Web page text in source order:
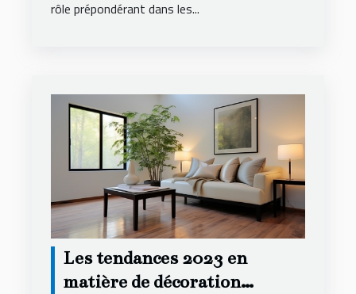
rôle prépondérant dans les...
Les tendances 2023 en
matière de décoration